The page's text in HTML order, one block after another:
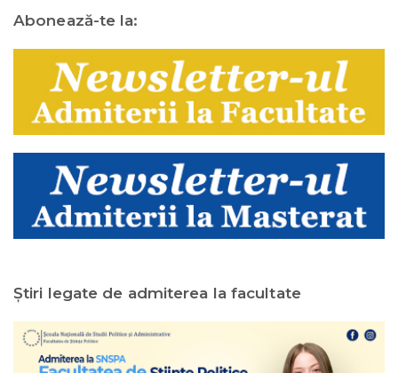
Abonează-te la:
Ştiri legate de admiterea la facultate